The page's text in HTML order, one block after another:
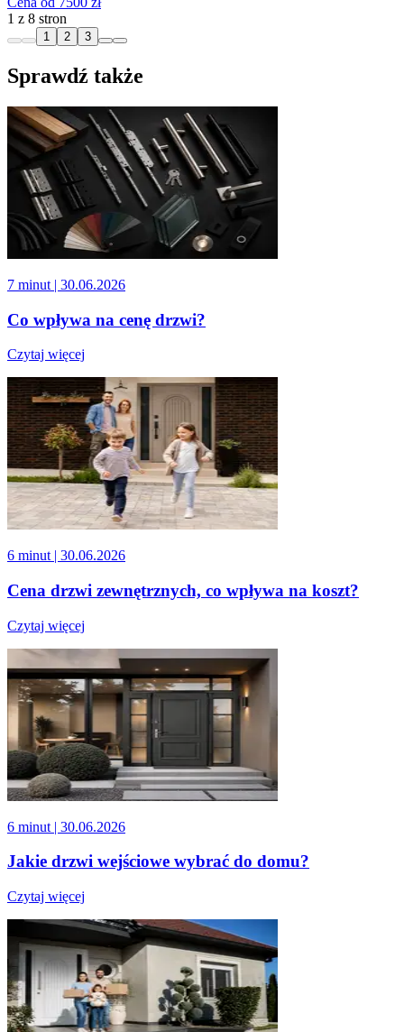
1 z 8 stron
1 2 3
Sprawdź także
7 minut | 30.06.2026
Co wpływa na cenę drzwi?
Czytaj więcej
6 minut | 30.06.2026
Cena drzwi zewnętrznych, co wpływa na koszt?
Czytaj więcej
6 minut | 30.06.2026
Jakie drzwi wejściowe wybrać do domu?
Czytaj więcej